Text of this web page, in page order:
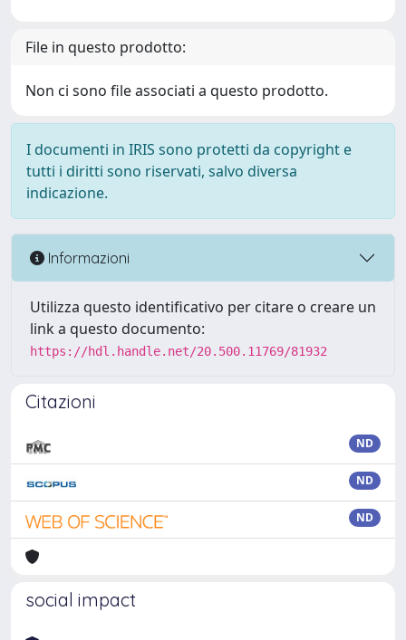
File in questo prodotto:
Non ci sono file associati a questo prodotto.
I documenti in IRIS sono protetti da copyright e
tutti i diritti sono riservati, salvo diversa
indicazione.
Informazioni
Utilizza questo identificativo per citare o creare un
link a questo documento:
https://hdl.handle.net/20.500.11769/81932
Citazioni
ND
ND
ND
social impact